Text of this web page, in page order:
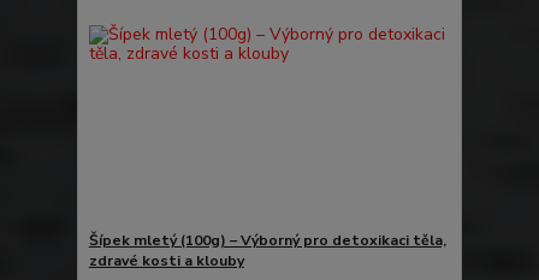
Šípek mletý (100g) – Výborný pro detoxikaci těla,
zdravé kosti a klouby